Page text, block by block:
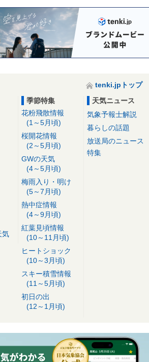
tenki.jpトップ
気
季節特集
花粉飛散情報
(1～5月頃)
桜開花情報
(2～5月頃)
GWの天気
(4～5月頃)
梅雨入り・明け
(5～7月頃)
熱中症情報
(4～9月頃)
紅葉見頃情報
(10～11月頃)
ヒートショック
(10～3月頃)
スキー積雪情報
(11～5月頃)
初日の出
(12～1月頃)
天気ニュース
気象予報士解説
暮らしの話題
放送局のニュース
特集